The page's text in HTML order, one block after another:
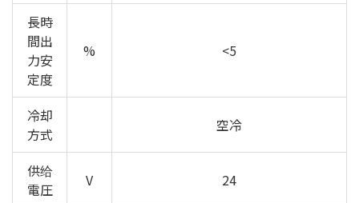
長時
間出
力安
定度
% <5
冷却
方式
空冷
供给
電圧
V 24